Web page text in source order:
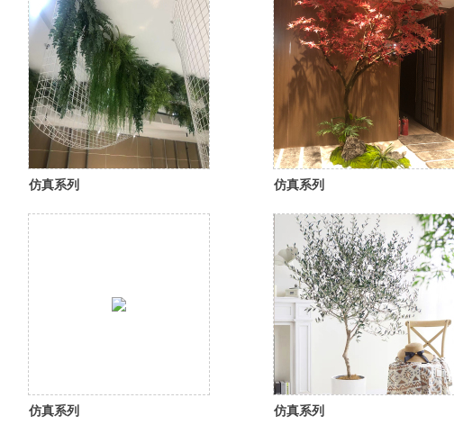
仿真系列 仿真系列
仿真系列 仿真系列